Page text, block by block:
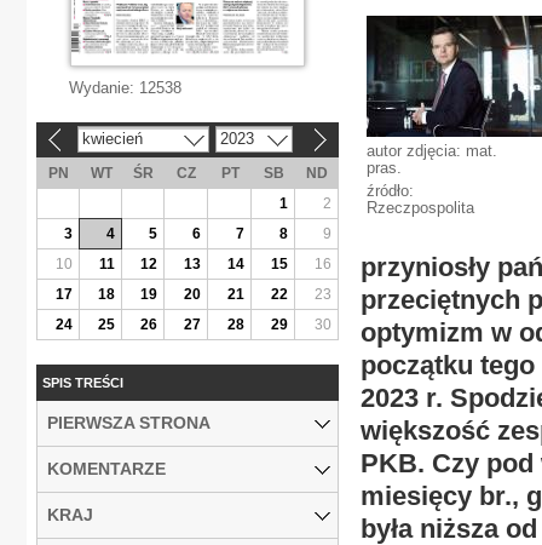
autor zdjęcia: mat.
pras.
źródło:
Rzeczpospolita
przyniosły
przeciętnych
optymizm w
początku
2023 r.
większość
PKB. Czy
miesięcy br.,
była niższa
Wydanie: 12538
kwiecień 2023
PN WT ŚR CZ PT SB
ND
1
2
3
4 5 6 7 8
9
10
11 12 13 14 15
16
17
18 19 20 21 22
23
24
25 26 27 28 29 30
SPIS TREŚCI
PIERWSZA STRONA
KOMENTARZE
KRAJ